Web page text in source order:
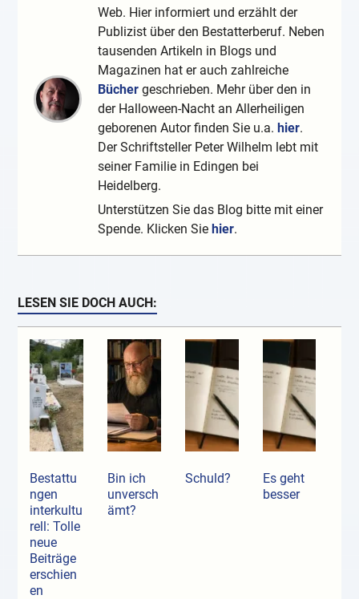
Web. Hier informiert und erzählt der
Publizist über den Bestatterberuf. Neben
tausenden Artikeln in Blogs und
Magazinen hat er auch zahlreiche
Bücher geschrieben. Mehr über den in
der Halloween-Nacht an Allerheiligen
geborenen Autor finden Sie u.a.hier.
Der Schriftsteller Peter Wilhelm lebt mit
seiner Familie in Edingen bei
Heidelberg.
Unterstützen Sie das Blog bitte mit einer
Spende. Klicken Siehier.
LESEN SIE DOCH AUCH:
Bestattu
ngen
interkultu
rell: Tolle
neue
Beiträge
erschien
en
Bin ich
unversch
ämt?
Schuld?
Es geht
besser